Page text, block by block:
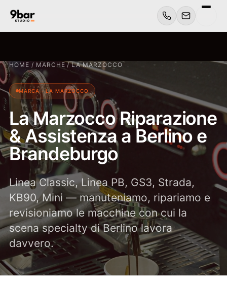
HOME / MARCHE /LA MARZOCCO
MARCA · LA MARZOCCO
La Marzocco Riparazione
& Assistenza a Berlino e
Brandeburgo
Linea Classic, Linea PB, GS3, Strada,
KB90, Mini — manuteniamo, ripariamo e
revisioniamo le macchine con cui la
scena specialty di Berlino lavora
davvero.